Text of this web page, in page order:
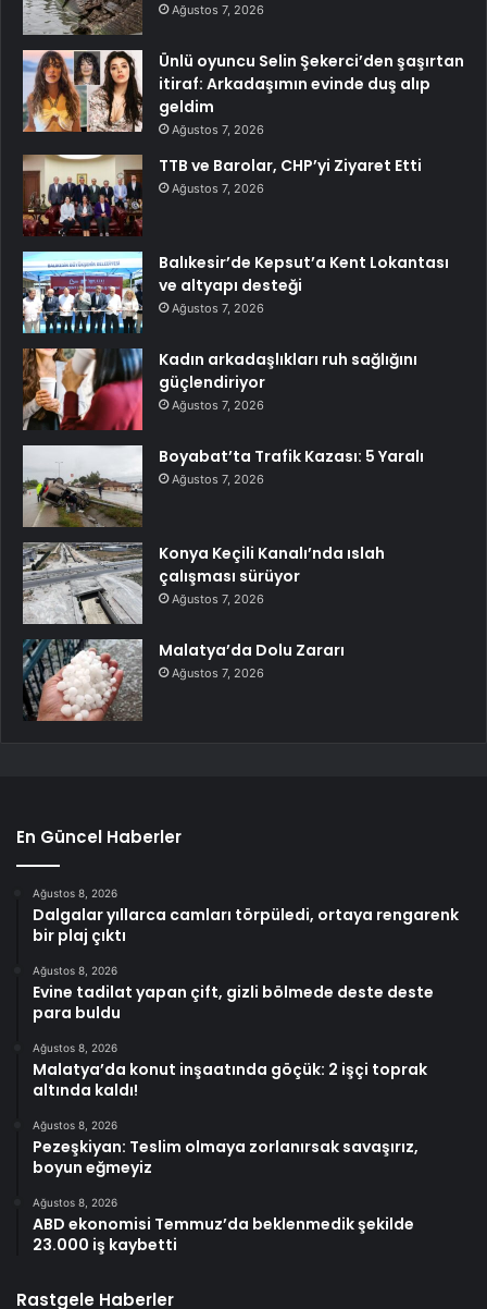
Ağustos 7, 2026
Ünlü oyuncu Selin Şekerci’den şaşırtan
itiraf: Arkadaşımın evinde duş alıp
geldim
Ağustos 7, 2026
TTB ve Barolar, CHP’yi Ziyaret Etti
Ağustos 7, 2026
Balıkesir’de Kepsut’a Kent Lokantası
ve altyapı desteği
Ağustos 7, 2026
Kadın arkadaşlıkları ruh sağlığını
güçlendiriyor
Ağustos 7, 2026
Boyabat’ta Trafik Kazası: 5 Yaralı
Ağustos 7, 2026
Konya Keçili Kanalı’nda ıslah
çalışması sürüyor
Ağustos 7, 2026
Malatya’da Dolu Zararı
Ağustos 7, 2026
En Güncel Haberler
Ağustos 8, 2026
Dalgalar yıllarca camları törpüledi, ortaya rengarenk
bir plaj çıktı
Ağustos 8, 2026
Evine tadilat yapan çift, gizli bölmede deste deste
para buldu
Ağustos 8, 2026
Malatya’da konut inşaatında göçük: 2 işçi toprak
altında kaldı!
Ağustos 8, 2026
Pezeşkiyan: Teslim olmaya zorlanırsak savaşırız,
boyun eğmeyiz
Ağustos 8, 2026
ABD ekonomisi Temmuz’da beklenmedik şekilde
23.000 iş kaybetti
Rastgele Haberler